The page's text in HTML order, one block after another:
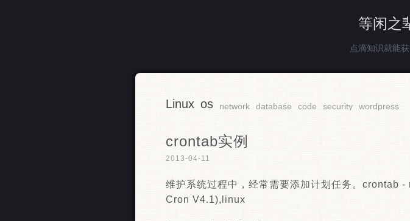
等闲之
点滴知识就能
Linux os network database code security wordpress
crontab实例
2013-04-11
维护系统过程中，经常需要添加计划任务。
Cron V4.1),linux